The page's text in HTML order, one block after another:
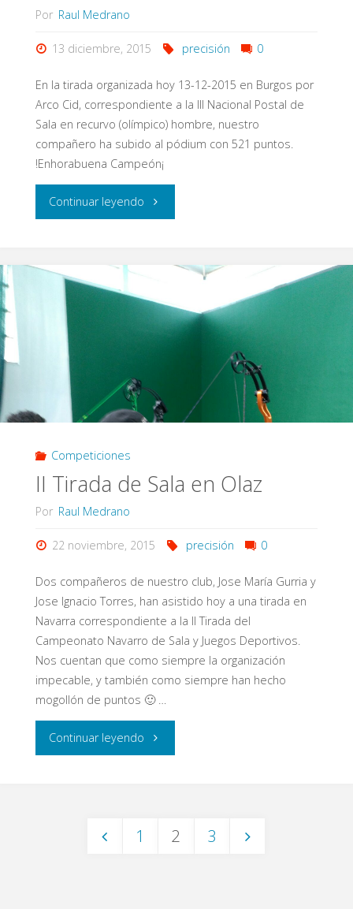
del
Mundo
tiro
con
arco"
Por Raul Medrano
13 diciembre, 2015 precisión 0
En la tirada organizada hoy 13-12-2015 en Burgos por
Arco Cid, correspondiente a la III Nacional Postal de
Sala en recurvo (olímpico) hombre, nuestro
compañero ha subido al pódium con 521 puntos.
!Enhorabuena Campeón¡
Continuar leyendo "Alberto
Medalla
de
Competiciones
II Tirada de Sala en Olaz
Por Raul Medrano
22 noviembre, 2015 precisión 0
Dos compañeros de nuestro club, Jose María Gurria y
Jose Ignacio Torres, han asistido hoy a una tirada en
Navarra correspondiente a la II Tirada del
Campeonato Navarro de Sala y Juegos Deportivos.
Nos cuentan que como siempre la organización
impecable, y también como siempre han hecho
mogollón de puntos 🙂 …
Continuar leyendo "II
1 2 3